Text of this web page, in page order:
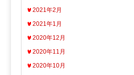
2021年2月
2021年1月
2020年12月
2020年11月
2020年10月